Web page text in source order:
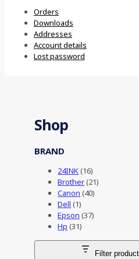
Orders
Downloads
Addresses
Account details
Lost password
Shop
BRAND
24INK(16)
Brother(21)
Canon(40)
Dell(1)
Epson(37)
Hp(31)
Filter